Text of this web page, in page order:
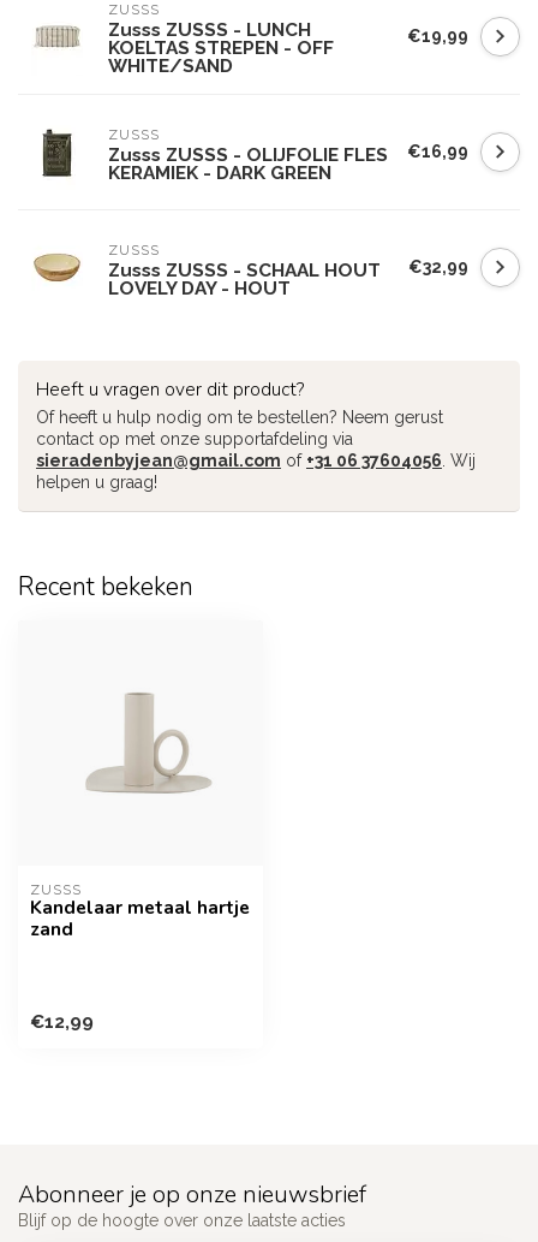
ZUSSS
Zusss ZUSSS - LUNCH
KOELTAS STREPEN - OFF
WHITE/SAND
€19,99
ZUSSS
Zusss ZUSSS - OLIJFOLIE FLES
KERAMIEK - DARK GREEN
€16,99
ZUSSS
Zusss ZUSSS - SCHAAL HOUT
LOVELY DAY - HOUT
€32,99
Heeft u vragen over dit product?
Of heeft u hulp nodig om te bestellen? Neem gerust
contact op met onze supportafdeling via
sieradenbyjean@gmail.com of +31 06 37604056 . Wij
helpen u graag!
Recent bekeken
ZUSSS
Kandelaar metaal hartje
zand
€12,99
Abonneer je op onze nieuwsbrief
Blijf op de hoogte over onze laatste acties